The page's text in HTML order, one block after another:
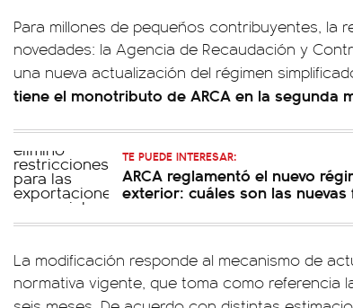
Para millones de pequeños contribuyentes, la
novedades: la Agencia de Recaudación y
una nueva actualización del régimen
tiene el monotributo de ARCA en la segunda
TE PUEDE INTERESAR:
ARCA reglamentó el nuevo
exterior: cuáles son las nuevas
La modificación responde al mecanismo de
normativa vigente, que toma como referencia